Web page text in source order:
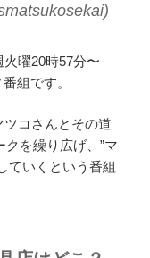
火曜20時57分〜
組です。
コさんとその道
を繰り広げ、”マ
ていくという番組